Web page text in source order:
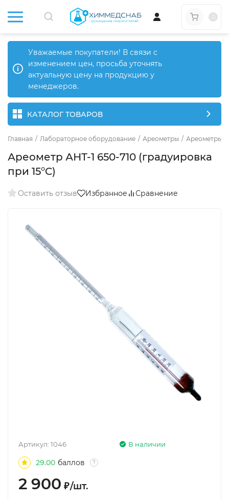
Уважаемые покупатели! В связи с
изменением цен, просьба уточнять
актуальную цену на продукцию у
менеджеров.
КАТАЛОГ ТОВАРОВ
Главная / Лабораторное оборудование / Ареометры / Ареометры
Ареометр АНТ-1 650-710 (градуировка
при 15°C)
Оставить отзыв Избранное Сравнение
В наличии
Артикул: 1046
29.00 баллов ?
2 900 ₽/шт.